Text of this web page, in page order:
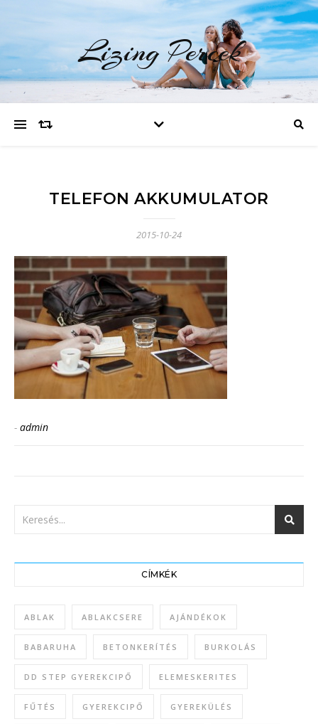
Lizing Percek
TELEFON AKKUMULATOR
2015-10-24
- admin
CÍMKÉK
ABLAK ABLAKCSERE AJÁNDÉKOK
BABARUHA BETONKERÍTÉS BURKOLÁS
DD STEP GYEREKCIPŐ ELEMESKERITES
FŰTÉS GYEREKCIPŐ GYEREKÜLÉS